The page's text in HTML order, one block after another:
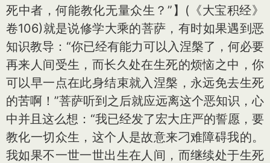
死中者，何能教化无量众生？”】(《大宝积经》
卷106)就是说修学大乘的菩萨，有时如果遇到恶
知识教导：“你已经有能力可以入涅槃了，何必要
再来人间受生，而长久处在生死的烦恼之中，你
可以早一点在此身结束就入涅槃，永远免去生死
的苦啊！”菩萨听到之后就应远离这个恶知识，心
中并且这么想：“我已经发了宏大庄严的誓愿，要
教化一切众生，这个人是故意来刁难障碍我的。
我如果不一世一世出生在人间，而继续处于生死